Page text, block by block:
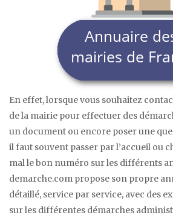
En effet, lorsque vous souhaitez
de la mairie pour effectuer des
un document ou encore poser une
il faut souvent passer par l’accueil ou
mal le bon numéro sur les différents
demarche.com propose son propre
détaillé, service par service, avec des
sur les différentes démarches